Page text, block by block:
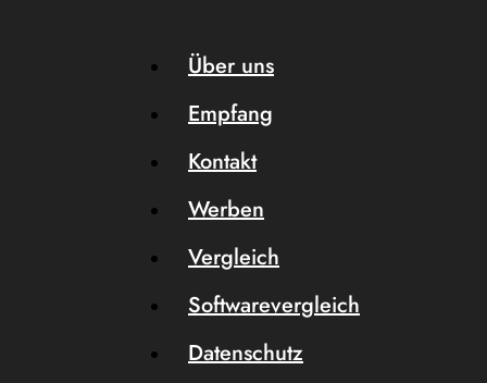
Über uns
Empfang
Kontakt
Werben
Vergleich
Softwarevergleich
Datenschutz